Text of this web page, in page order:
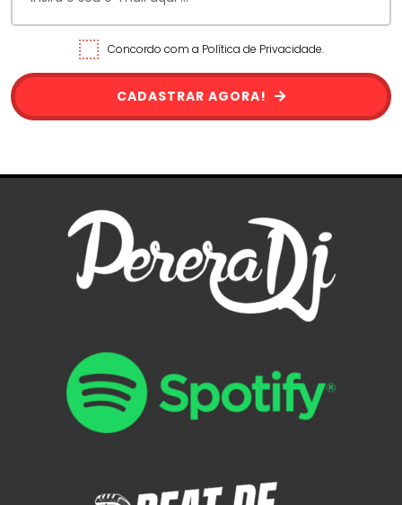
Concordo com a Política de Privacidade.
CADASTRAR AGORA!